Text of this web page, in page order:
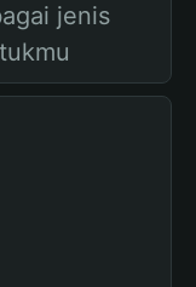
jenis